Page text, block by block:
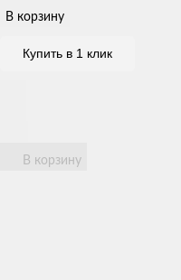
В корзину
Купить в 1 клик
В корзину